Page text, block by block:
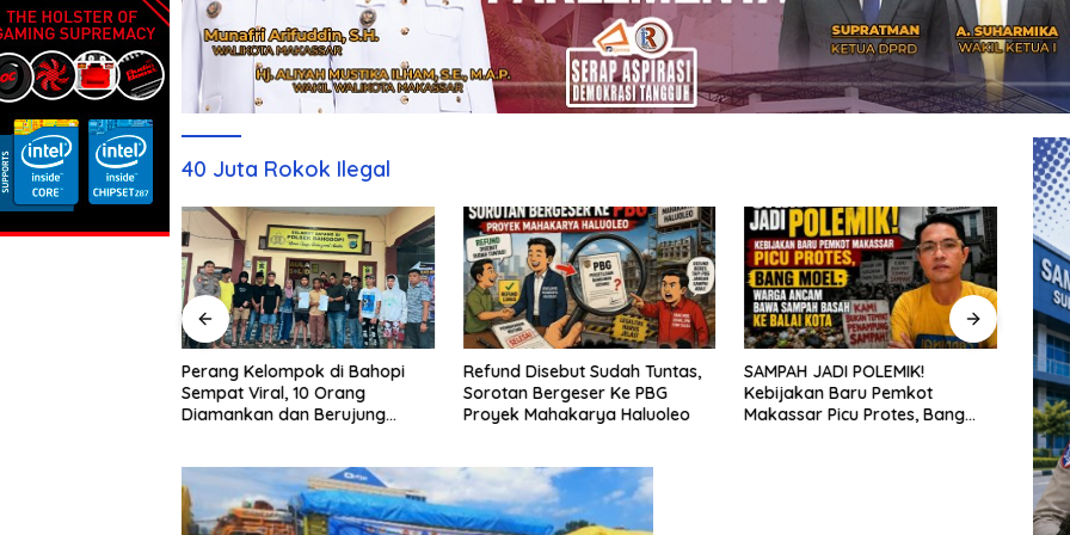
40 Juta Rokok Ilegal
Perang Kelompok di Bahopi
Sempat Viral, 10 Orang
Diamankan dan Berujung
Refund Disebut Sudah Tuntas,
Sorotan Bergeser Ke PBG
Proyek Mahakarya Haluoleo
SAMPAH JADI POLEMIK!
Kebijakan Baru Pemkot
Makassar Picu Protes, Bang